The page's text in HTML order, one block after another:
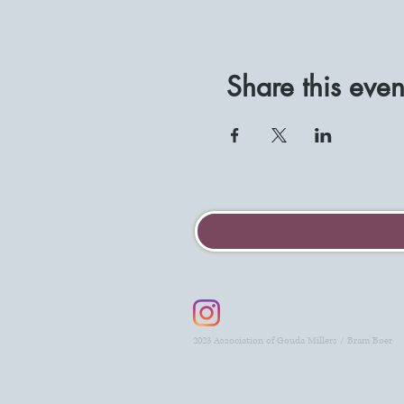
Share this
2023 Association of Gouda Millers / Bram Boer